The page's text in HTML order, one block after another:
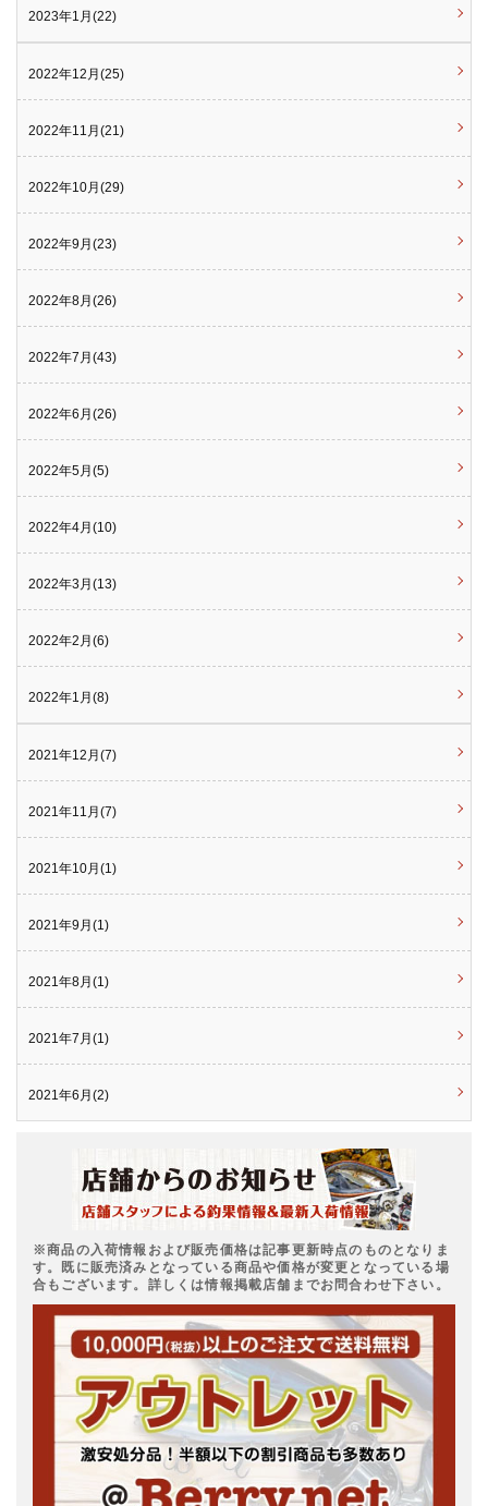
2023年1月(22)
2022年12月(25)
2022年11月(21)
2022年10月(29)
2022年9月(23)
2022年8月(26)
2022年7月(43)
2022年6月(26)
2022年5月(5)
2022年4月(10)
2022年3月(13)
2022年2月(6)
2022年1月(8)
2021年12月(7)
2021年11月(7)
2021年10月(1)
2021年9月(1)
2021年8月(1)
2021年7月(1)
2021年6月(2)
※商品の入荷情報および販売価格は記事更新時点のものとなりま
す。既に販売済みとなっている商品や価格が変更となっている場
合もございます。詳しくは情報掲載店舗までお問合わせ下さい。